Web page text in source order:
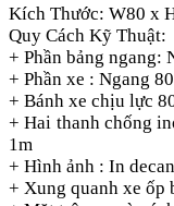
Kích Thước: W80 x
Quy Cách Kỹ Thuật:
+ Phần bảng ngang:
+ Phần xe : Ngang
+ Bánh xe chịu lực
+ Hai thanh chống
1m
+ Hình ảnh : In
+ Xung quanh xe ốp